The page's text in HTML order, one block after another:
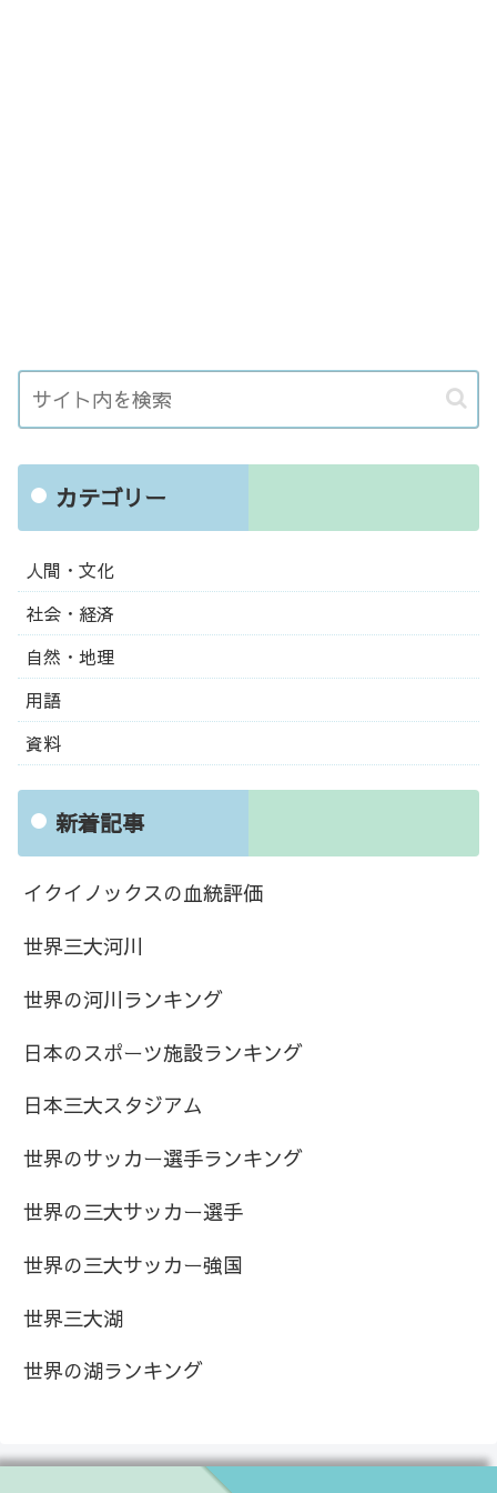
カテゴリー
人間・文化
社会・経済
自然・地理
用語
資料
新着記事
イクイノックスの血統評価
世界三大河川
世界の河川ランキング
日本のスポーツ施設ランキング
日本三大スタジアム
世界のサッカー選手ランキング
世界の三大サッカー選手
世界の三大サッカー強国
世界三大湖
世界の湖ランキング